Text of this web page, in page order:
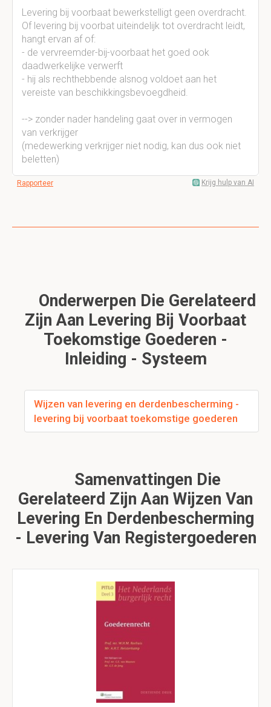
Levering bij voorbaat bewerkstelligt geen overdracht.
Of levering bij voorbat uiteindelijk tot overdracht leidt,
hangt ervan af of:
- de vervreemder-bij-voorbaat het goed ook
daadwerkelijke verwerft
- hij als rechthebbende alsnog voldoet aan het
vereiste van beschikkingsbevoegdheid.
--> zonder nader handeling gaat over in vermogen
van verkrijger
(medewerking verkrijger niet nodig, kan dus ook niet
beletten)
Rapporteer Krijg hulp van AI
Onderwerpen Die Gerelateerd
Zijn Aan Levering Bij Voorbaat
Toekomstige Goederen -
Inleiding - Systeem
Wijzen van levering en derdenbescherming -
levering bij voorbaat toekomstige goederen
Samenvattingen Die
Gerelateerd Zijn Aan Wijzen Van
Levering En Derdenbescherming
- Levering Van Registergoederen